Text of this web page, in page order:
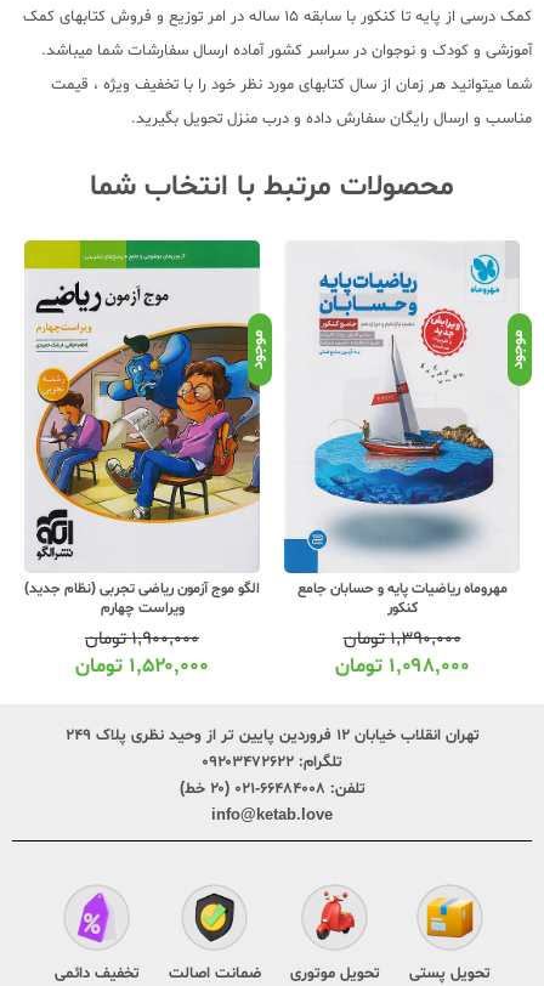
کمک درسی از پایه تا کنکور با سابقه 15 ساله در امر توزیع و فروش کتابهای کمک
آموزشی و کودک و نوجوان در سراسر کشور آماده ارسال سفارشات شما میباشد.
شما میتوانید هر زمان از سال کتابهای مورد نظر خود را با تخفیف ویژه ، قیمت
مناسب و ارسال رایگان سفارش داده و درب منزل تحویل بگیرید.
محصولات مرتبط با انتخاب شما
موجود
مهروماه ریاضیات پایه و حسابان جامع
کنکور
۱,۳۹۰,۰۰۰تومان
۱,۰۹۸,۰۰۰ تومان
موجود
الگو موج آزمون ریاضی تجربی (نظام جدید)
ویراست چهارم
۱,۹۰۰,۰۰۰تومان
۱,۵۲۰,۰۰۰ تومان
تهران انقلاب خیابان ۱۲ فروردین پایین تر از وحید نظری پلاک ۲۴۹
تلگرام: ۰۹۲۰۳۴۷۲۶۲۲
تلفن: ۶۶۴۸۴۰۰۸-۰۲۱ (۲۰ خط)
info@ketab.love
تحویل پستی تحویل موتوری ضمانت اصالت تخفیف دائمی